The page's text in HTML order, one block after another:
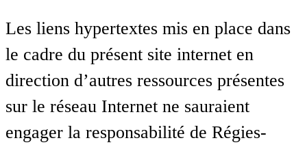
Les liens hypertextes mis en place dans
le cadre du présent site internet en
direction d’autres ressources présentes
sur le réseau Internet ne sauraient
engager la responsabilité de Régies-